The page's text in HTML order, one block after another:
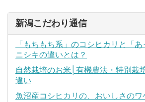
新潟こだわり通信
「もちもち系」のコシヒカリと「
ニシキの違いとは？
自然栽培のお米│有機農法・特別栽
違い
魚沼産コシヒカリの、おいしさのワ